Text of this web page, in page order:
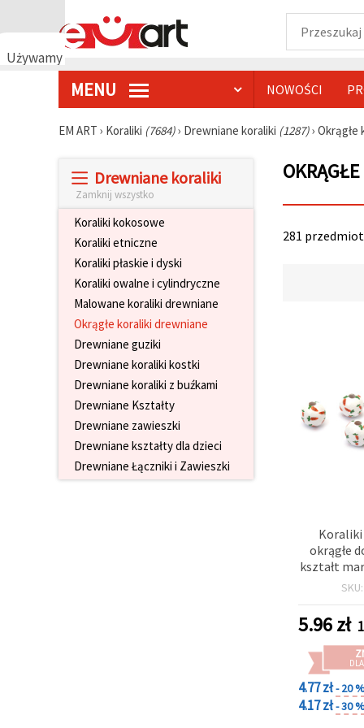
Używamy
MENU NOWOŚCI
EM ART › Koraliki (7684)› Drewniane koraliki (1287)› Okrągłe
Drewniane koraliki
Zamknij wszystko
Koraliki kokosowe
Koraliki etniczne
Koraliki płaskie i dyski
Koraliki owalne i cylindryczne
Malowane koraliki drewniane
Okrągłe koraliki drewniane
Drewniane guziki
Drewniane koraliki kostki
Drewniane koraliki z buźkami
Drewniane Kształty
Drewniane zawieszki
Drewniane kształty dla dzieci
Drewniane Łączniki i Zawieszki
281
Koraliki
okrągłe
kształt
mm,
SKU:
5.96zł
4.77 zł- 20
4.17 zł- 30